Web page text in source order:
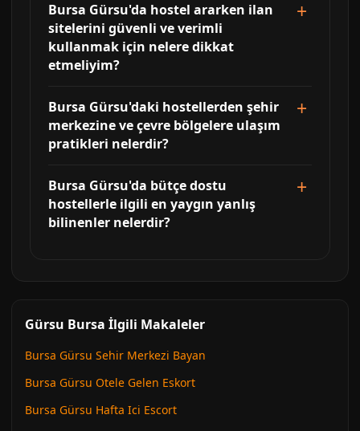
Bursa Gürsu'da hostel ararken ilan
sitelerini güvenli ve verimli
kullanmak için nelere dikkat
etmeliyim?
Bursa Gürsu'daki hostellerden şehir
merkezine ve çevre bölgelere ulaşım
pratikleri nelerdir?
Bursa Gürsu'da bütçe dostu
hostellerle ilgili en yaygın yanlış
bilinenler nelerdir?
Gürsu Bursa İlgili Makaleler
Bursa Gürsu Sehir Merkezi Bayan
Bursa Gürsu Otele Gelen Eskort
Bursa Gürsu Hafta Ici Escort